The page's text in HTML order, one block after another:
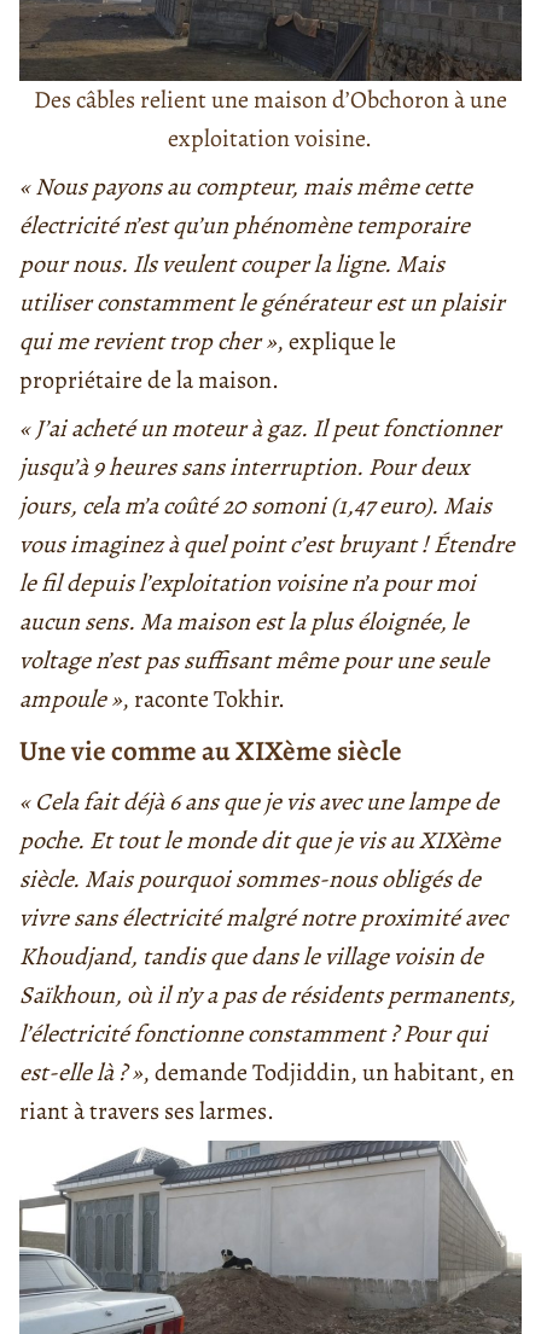
Des câbles relient une maison d’Obchoron à une
exploitation voisine.
« Nous payons au compteur, mais même cette
électricité n’est qu’un phénomène temporaire
pour nous. Ils veulent couper la ligne. Mais
utiliser constamment le générateur est un plaisir
qui me revient trop cher », explique le
propriétaire de la maison.
« J’ai acheté un moteur à gaz. Il peut fonctionner
jusqu’à 9 heures sans interruption. Pour deux
jours, cela m’a coûté 20 somoni (1,47 euro). Mais
vous imaginez à quel point c’est bruyant ! Étendre
le fil depuis l’exploitation voisine n’a pour moi
aucun sens. Ma maison est la plus éloignée, le
voltage n’est pas suffisant même pour une seule
ampoule », raconte Tokhir.
Une vie comme au XIXème siècle
« Cela fait déjà 6 ans que je vis avec une lampe de
poche. Et tout le monde dit que je vis au XIXème
siècle. Mais pourquoi sommes-nous obligés de
vivre sans électricité malgré notre proximité avec
Khoudjand, tandis que dans le village voisin de
Saïkhoun, où il n’y a pas de résidents permanents,
l’électricité fonctionne constamment ? Pour qui
est-elle là ? », demande Todjiddin, un habitant, en
riant à travers ses larmes.